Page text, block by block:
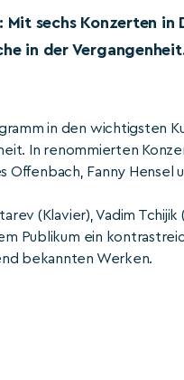
Mit sechs Konzerten
in der
in den wichtigsten
In renommierten
Offenbach, Fanny Hensel
(Klavier), Vadim
Publikum ein
bekannten Werken.